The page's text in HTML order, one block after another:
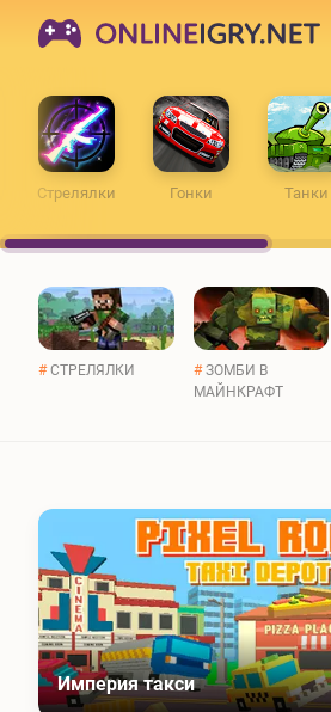
Стрелялки Гонки Танки
#СТРЕЛЯЛКИ #ЗОМБИ В
МАЙНКРАФТ
Империя такси